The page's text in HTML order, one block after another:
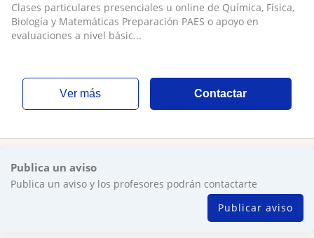
Clases particulares presenciales u online de Química, Física,
Biología y Matemáticas Preparación PAES o apoyo en
evaluaciones a nivel básic...
ver más Contactar
Publica un aviso
Publica un aviso y los profesores podrán contactarte
Publicar aviso